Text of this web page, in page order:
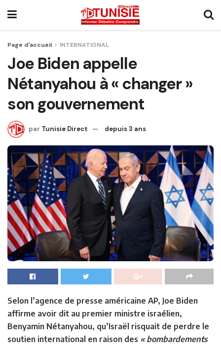
Page d'accueil INTERNATIONAL
Joe Biden appelle
Nétanyahou à « changer »
son gouvernement
par Tunisie Direct depuis 3 ans
Selon l’agence de presse américaine AP, Joe Biden
affirme avoir dit au premier ministre israélien,
Benyamin Nétanyahou, qu’Israël risquait de perdre le
soutien international en raison des « bombardements